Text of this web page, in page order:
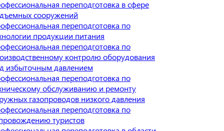
переподготовка в сфере
сооружений
переподготовка по
продукции питания
переподготовка по
контролю оборудования
избыточным давлением
переподготовка по
обслуживанию и ремонту
газопроводов низкого давления
переподготовка по
туристов